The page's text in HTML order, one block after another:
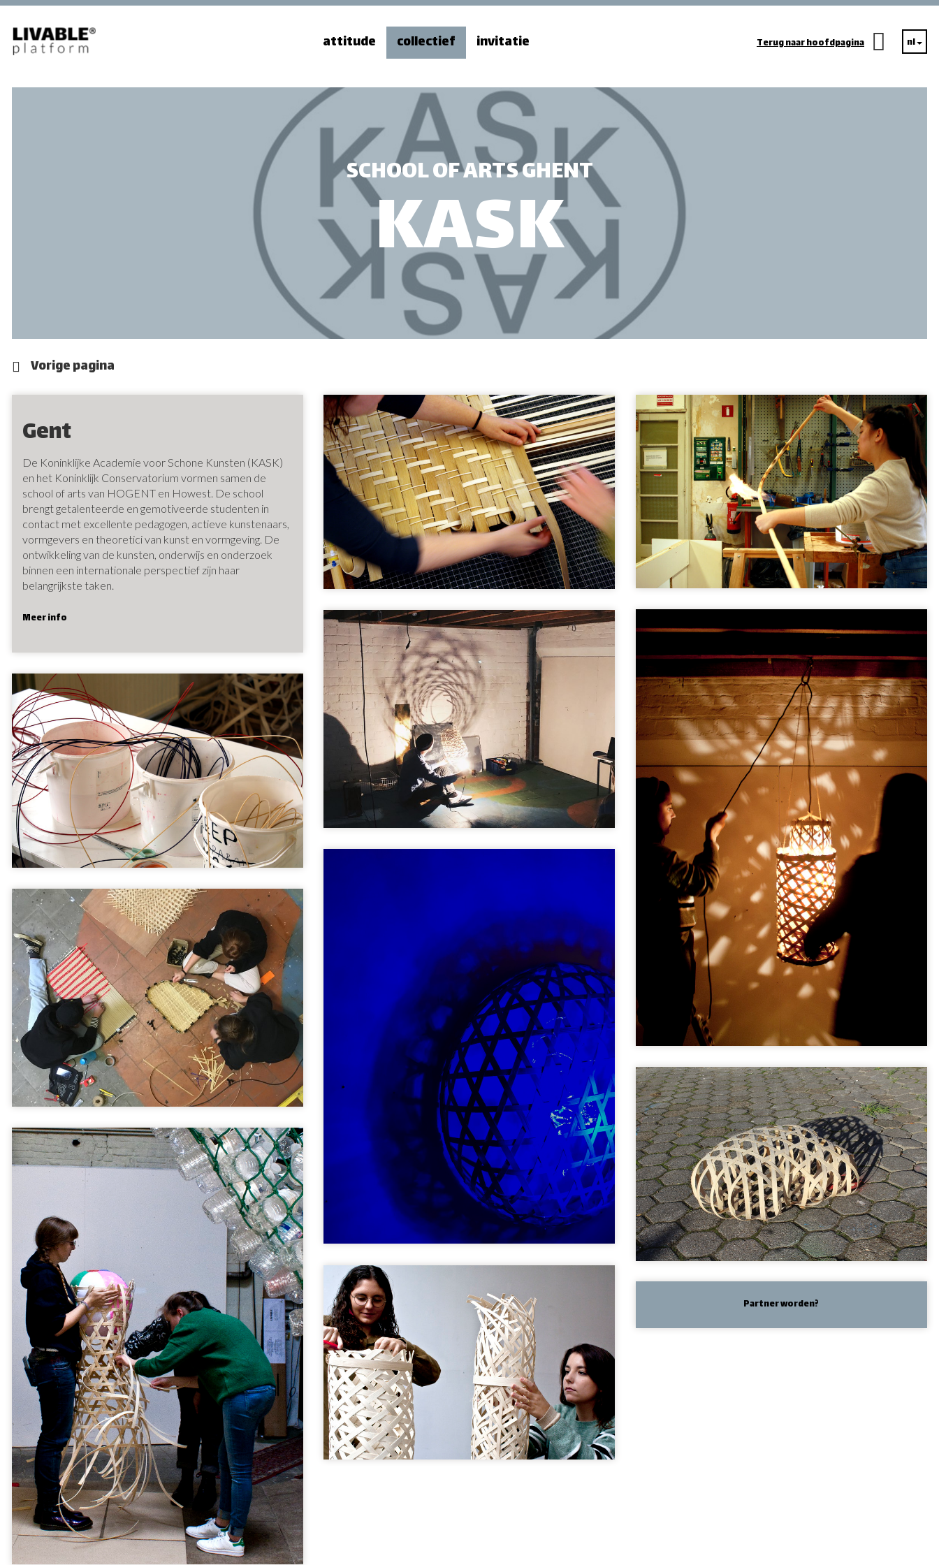
attitude collectief invitatie Terug naar hoofdpagina nl
KASK
SCHOOL OF ARTS GHENT
Vorige pagina
Gent
De Koninklijke Academie voor Schone Kunsten (KASK)
en het Koninklijk Conservatorium vormen samen de
school of arts van HOGENT en Howest. De school
brengt getalenteerde en gemotiveerde studenten in
contact met excellente pedagogen, actieve kunstenaars,
vormgevers en theoretici van kunst en vormgeving. De
ontwikkeling van de kunsten, onderwijs en onderzoek
binnen een internationale perspectief zijn haar
belangrijkste taken.
Meer info
Partner worden?